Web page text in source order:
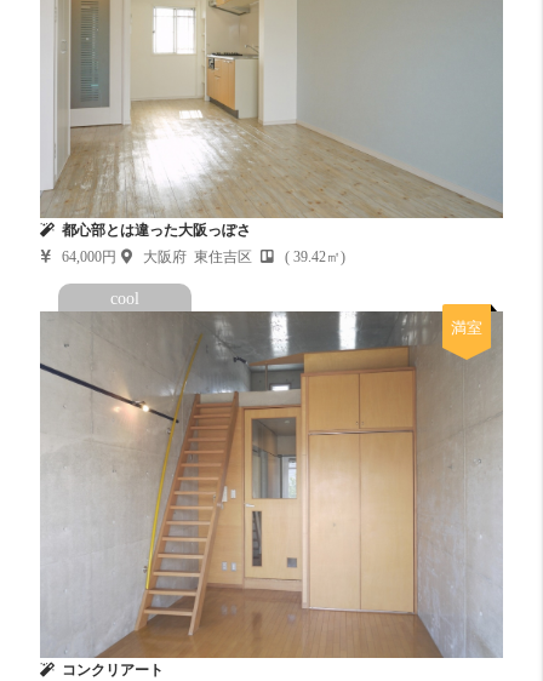
都心部とは違った大阪っぽさ
64,000円
大阪府 東住吉区 ( 39.42㎡)
cool
満室
コンクリアート